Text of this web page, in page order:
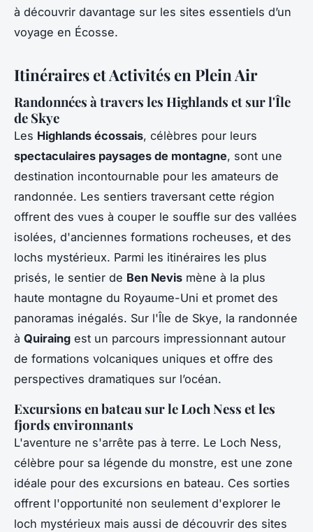
à découvrir davantage sur les sites essentiels d’un
voyage en Écosse.
Itinéraires et Activités en Plein Air
Randonnées à travers les Highlands et sur l'Île
de Skye
Les Highlands écossais, célèbres pour leurs
spectaculaires paysages de montagne, sont une
destination incontournable pour les amateurs de
randonnée. Les sentiers traversant cette région
offrent des vues à couper le souffle sur des vallées
isolées, d'anciennes formations rocheuses, et des
lochs mystérieux. Parmi les itinéraires les plus
prisés, le sentier de Ben Nevis mène à la plus
haute montagne du Royaume-Uni et promet des
panoramas inégalés. Sur l'Île de Skye, la randonnée
à Quiraing est un parcours impressionnant autour
de formations volcaniques uniques et offre des
perspectives dramatiques sur l’océan.
Excursions en bateau sur le Loch Ness et les
fjords environnants
L'aventure ne s'arrête pas à terre. Le Loch Ness,
célèbre pour sa légende du monstre, est une zone
idéale pour des excursions en bateau. Ces sorties
offrent l'opportunité non seulement d'explorer le
loch mystérieux mais aussi de découvrir des sites